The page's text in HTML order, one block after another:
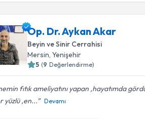
Op. Dr. Aykan Akar
Beyin ve Sinir Cerrahisi
Mersin , Yenişehir
5 (9 Değerlendirme)
fıtık ameliyatını yapan ,hayatımda
yüzlü ,en...
Devamı